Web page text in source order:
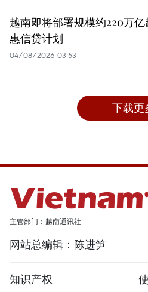
越南即将部署规模约220万
惠信贷计划
04/08/2026 03:53
下载更
主管部门：越南通讯社
网站总编辑：陈进笋
知识产权